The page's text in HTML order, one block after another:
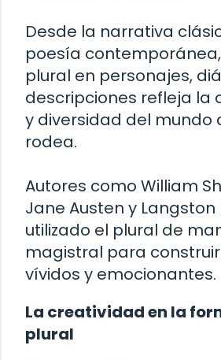
Desde la narrativa
poesía
plural en personajes,
descripciones refleja la
y diversidad del mundo
rodea.
Autores como William
Jane Austen y Langston
utilizado el plural de
magistral para
vívidos y emocionantes.
La creatividad en la
plural